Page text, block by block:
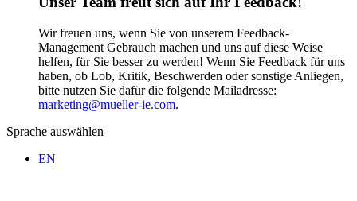
Wir freuen uns, wenn Sie von unserem Feedback-
Management Gebrauch machen und uns auf diese Weise
helfen, für Sie besser zu werden! Wenn Sie Feedback für uns
haben, ob Lob, Kritik, Beschwerden oder sonstige Anliegen,
bitte nutzen Sie dafür die folgende Mailadresse:
marketing@mueller-ie.com.
Sprache auswählen
EN